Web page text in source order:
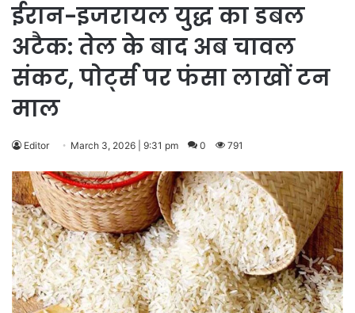
ईरान-इजरायल युद्ध का डबल
अटैक: तेल के बाद अब चावल
संकट, पोर्ट्स पर फंसा लाखों टन
माल
Editor March 3, 2026 | 9:31 pm 0 791